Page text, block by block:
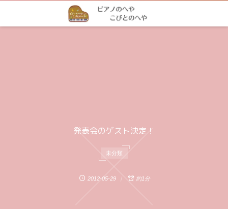
発表会のゲスト決定！
未分類
2012-05-29 約1分